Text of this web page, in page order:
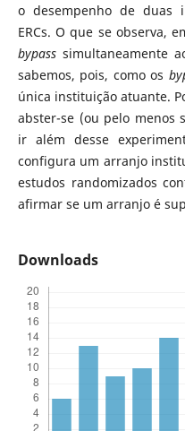
o desempenho de duas
ERCs. O que se observa,
bypasssimultaneamente
sabemos, pois, como os
única instituição atuante.
abster-se (ou pelo menos
ir além desse
configura um arranjo
estudos randomizados
afirmar se um arranjo é
Downloads